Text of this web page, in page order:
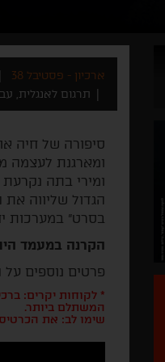
ארכיון - פסטיבל 38
תרגום לאנגלית,
סיפורה של חיה
ומארגנת לעצמה
ומירי בתה
הגדול שליווה
בסרט" במערכות
הקרנה במעמד
פרטים נוספים
* לקוחות יקרים:
המשתלם ביותר.
שימו לב: את